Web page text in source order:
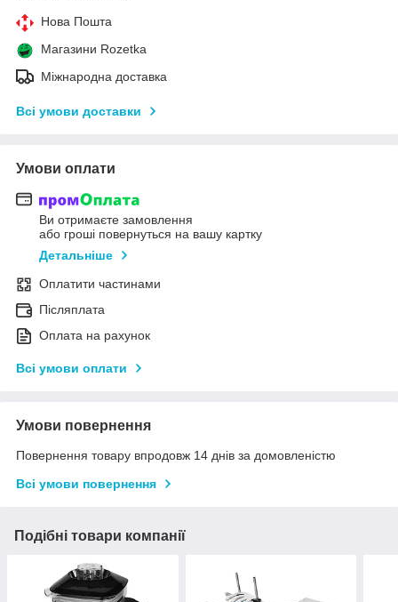
Нова Пошта
Магазини Rozetka
Міжнародна доставка
Всі умови доставки
Умови оплати
Ви отримаєте замовлення
або гроші повернуться на вашу картку
Детальніше
Оплатити частинами
Післяплата
Оплата на рахунок
Всі умови оплати
Умови повернення
Повернення товару впродовж 14 днів за домовленістю
Всі умови повернення
Подібні товари компанії